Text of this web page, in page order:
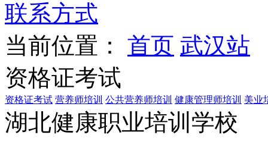
联系方式
当前位置：
首页 武汉站
资格证考试
资格证考试 营养师培训 公共营养师培训 健康管理师培训 美业
湖北健康职业培训学校